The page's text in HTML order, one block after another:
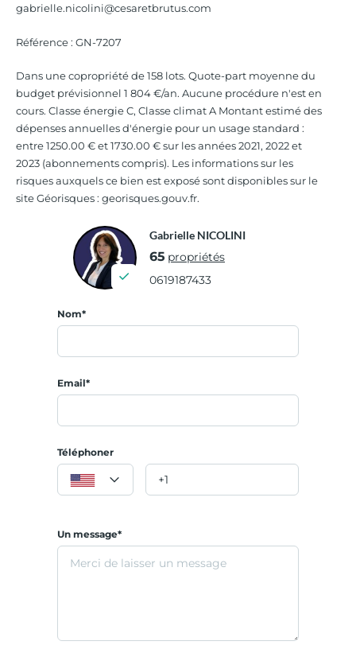
gabrielle.nicolini@cesaretbrutus.com
Référence : GN-7207
Dans une copropriété de 158 lots. Quote-part moyenne du
budget prévisionnel 1 804 €/an. Aucune procédure n'est en
cours. Classe énergie C, Classe climat A Montant estimé des
dépenses annuelles d'énergie pour un usage standard :
entre 1250.00 € et 1730.00 € sur les années 2021, 2022 et
2023 (abonnements compris). Les informations sur les
risques auxquels ce bien est exposé sont disponibles sur le
site Géorisques : georisques.gouv.fr.
Gabrielle NICOLINI
65 propriétés
0619187433
Nom*
Email*
Téléphoner
Un message*